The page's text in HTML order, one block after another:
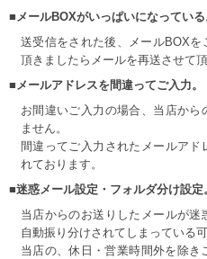
■メールBOXがいっぱいになっている
送受信をされた後、メールBOX
頂きましたらメールを再送させて頂
■メールアドレスを間違ってご入力。
お間違いご入力の場合、当店から
ません。
間違ってご入力されたメールアド
れております。
■迷惑メール設定・フォルダ分け設定
当店からのお送りしたメールが
自動振り分けされてしまっている
当店の、休日・営業時間外を除